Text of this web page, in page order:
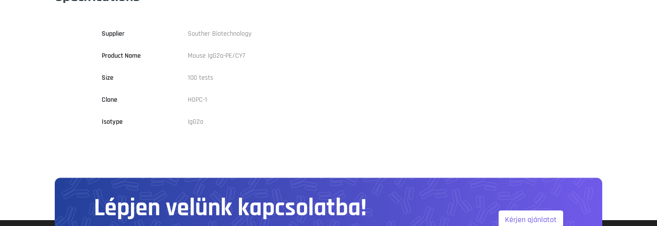
Supplier Souther Biotechnology
Product Name Mouse IgG2a-PE/CY7
Size 100 tests
Clone HOPC-1
Isotype IgG2a
Lépjen velünk kapcsolatba! Kérjen ajánlatot